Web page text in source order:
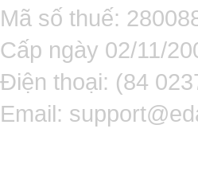
Mã số thuế:
Cấp ngày 02/11/
Điện thoại: (84
Email: